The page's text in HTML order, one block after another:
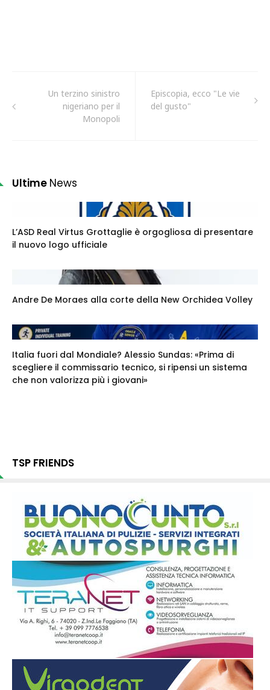
Un terzino sinistro
nigeriano per il
Monopoli
Episcopia, ecco "Le vie
del gusto"
Ultime News
L’ASD Real Virtus Grottaglie è orgogliosa di presentare
il nuovo logo ufficiale
Andre De Moraes alla corte della New Orchidea Volley
Italia fuori dal Mondiale? Alessio Sundas: «Prima di
scegliere il commissario tecnico, si ripensi un sistema
che non valorizza più i giovani»
TSP FRIENDS